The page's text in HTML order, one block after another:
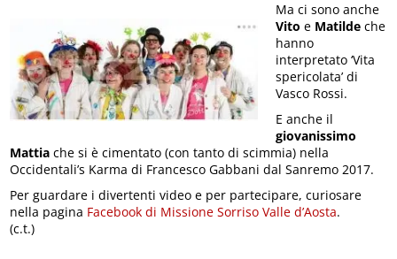
Ma ci sono anche
Vitoe Matilde che
hanno
interpretato ‘Vita
spericolata’ di
Vasco Rossi.
E anche il
giovanissimo
Mattia che si è cimentato (con tanto di scimmia) nella
Occidentali’s Karma di Francesco Gabbani dal Sanremo 2017.
Per guardare i divertenti video e per partecipare, curiosare
nella pagina Facebook di Missione Sorriso Valle d’Aosta.
(c.t.)